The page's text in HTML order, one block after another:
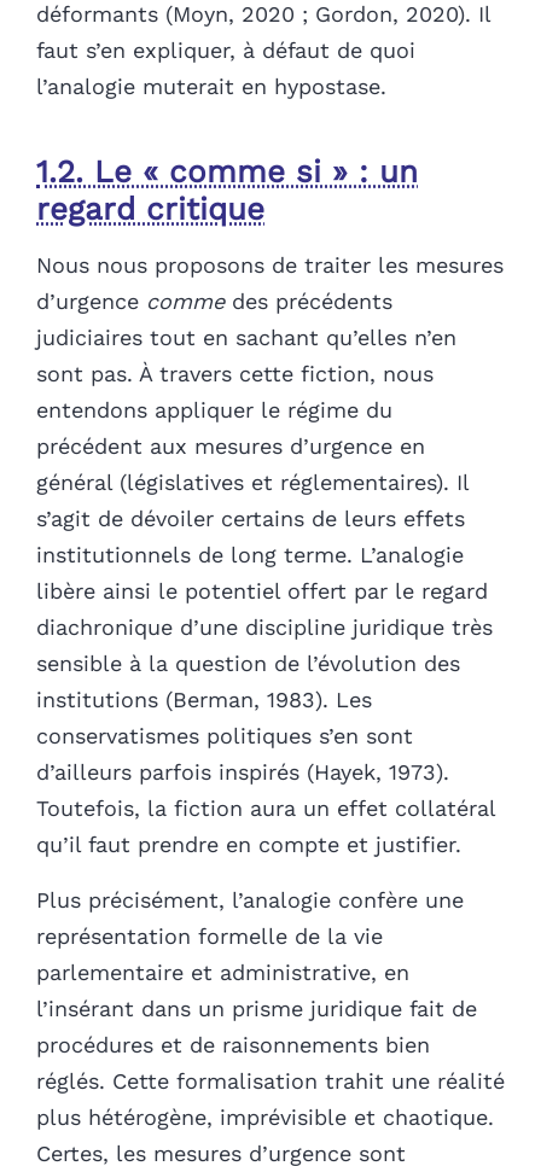
déformants (Moyn, 2020 ; Gordon, 2020). Il
faut s’en expliquer, à défaut de quoi
l’analogie muterait en hypostase.
1.2. Le « comme si » : un
regard critique
Nous nous proposons de traiter les mesures
d’urgence commedes précédents
judiciaires tout en sachant qu’elles n’en
sont pas. À travers cette fiction, nous
entendons appliquer le régime du
précédent aux mesures d’urgence en
général (législatives et réglementaires). Il
s’agit de dévoiler certains de leurs effets
institutionnels de long terme. L’analogie
libère ainsi le potentiel offert par le regard
diachronique d’une discipline juridique très
sensible à la question de l’évolution des
institutions (Berman, 1983). Les
conservatismes politiques s’en sont
d’ailleurs parfois inspirés (Hayek, 1973).
Toutefois, la fiction aura un effet collatéral
qu’il faut prendre en compte et justifier.
Plus précisément, l’analogie confère une
représentation formelle de la vie
parlementaire et administrative, en
l’insérant dans un prisme juridique fait de
procédures et de raisonnements bien
réglés. Cette formalisation trahit une réalité
plus hétérogène, imprévisible et chaotique.
Certes, les mesures d’urgence sont